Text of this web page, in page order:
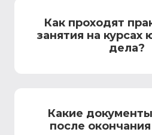
Как проходят
занятия на курсах
дела?
Какие
после